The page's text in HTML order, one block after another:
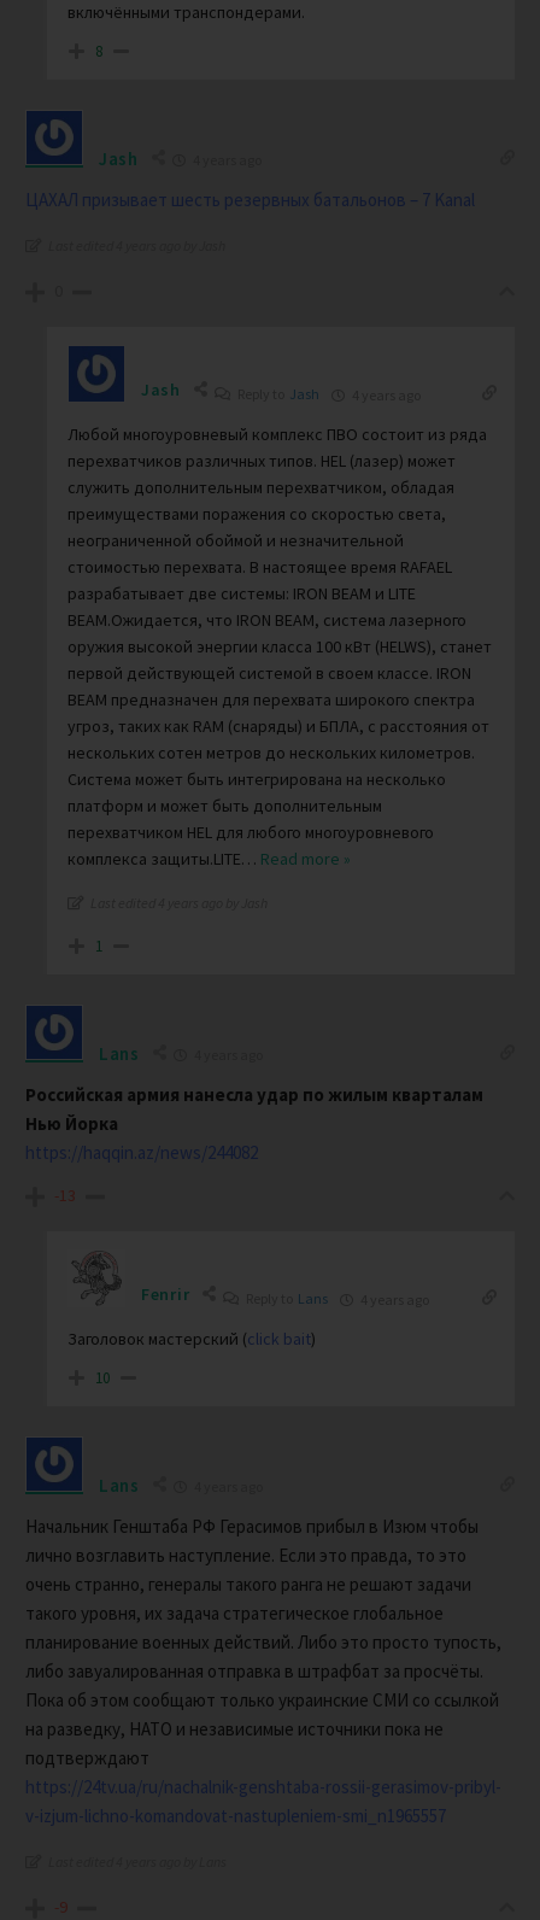
включёнными транспондерами.
8
Jash
ЦАХАЛ призывает шесть резервных батальонов – 7 Kanal
Jash Jash
Любой многоуровневый комплекс ПВО состоит из ряда
перехватчиков различных типов. HEL (лазер) может
служить дополнительным перехватчиком, обладая
преимуществами поражения со скоростью света,
неограниченной обоймой и незначительной
стоимостью перехвата. В настоящее время RAFAEL
разрабатывает две системы: IRON BEAM и LITE
BEAM.Ожидается, что IRON BEAM, система лазерного
оружия высокой энергии класса 100 кВт (HELWS), станет
первой действующей системой в своем классе. IRON
BEAM предназначен для перехвата широкого спектра
угроз, таких как RAM (снаряды) и БПЛА, с расстояния от
нескольких сотен метров до нескольких километров.
Система может быть интегрирована на несколько
платформ и может быть дополнительным
перехватчиком HEL для любого многоуровневого
комплекса защиты.LITE… Read more »
1
Lans
Российская армия нанесла удар по жилым кварталам
Нью Йорка
https://haqqin.az/news/244082
-13
Fenrir Lans
Заголовок мастерский (click bait)
10
Lans
Начальник Генштаба РФ Герасимов прибыл в Изюм чтобы
лично возглавить наступление. Если это правда, то это
очень странно, генералы такого ранга не решают задачи
такого уровня, их задача стратегическое глобальное
планирование военных действий. Либо это просто тупость,
либо завуалированная отправка в штрафбат за просчёты.
Пока об этом сообщают только украинские СМИ со ссылкой
на разведку, НАТО и независимые источники пока не
подтверждают
https://24tv.ua/ru/nachalnik-genshtaba-rossii-gerasimov-pribyl-
v-izjum-lichno-komandovat-nastupleniem-smi_n1965557
-9